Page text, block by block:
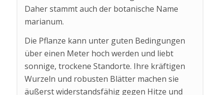
Daher stammt auch der botanische Name
marianum.
Die Pflanze kann unter guten Bedingungen
über einen Meter hoch werden und liebt
sonnige, trockene Standorte. Ihre kräftigen
Wurzeln und robusten Blätter machen sie
äußerst widerstandsfähig gegen Hitze und